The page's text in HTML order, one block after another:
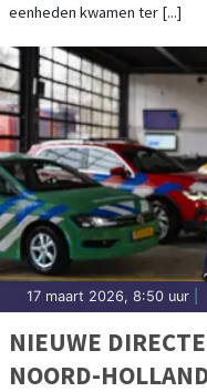
eenheden kwamen ter [...]
17 maart 2026, 8:50 uur
NIEUWE
NOORD-